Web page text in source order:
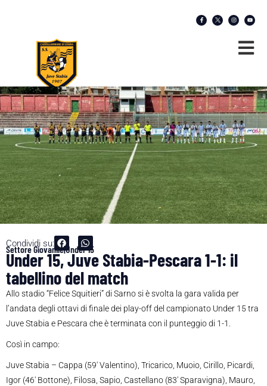
Condividi su:
Settore Giovanile|Under 15
Under 15, Juve Stabia-Pescara 1-1: il
tabellino del match
Allo stadio “Felice Squitieri” di Sarno si è svolta la gara valida per
l’andata degli ottavi di finale dei play-off del campionato Under 15 tra
Juve Stabia e Pescara che è terminata con il punteggio di 1-1.
Così in campo:
Juve Stabia – Cappa (59′ Valentino), Tricarico, Muoio, Cirillo, Picardi,
Igor (46′ Bottone), Filosa, Sapio, Castellano (83′ Sparavigna), Mauro,